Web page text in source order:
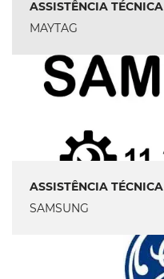
ASSISTÊNCIA TÉCNICA
MAYTAG
ASSISTÊNCIA TÉCNICA
SAMSUNG